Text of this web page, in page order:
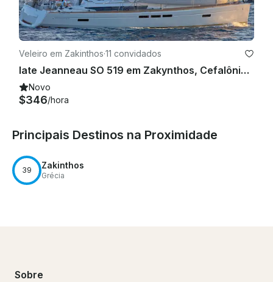
Veleiro em Zakinthos·11 convidados
Iate Jeanneau SO 519 em Zakynthos, Cefalônia e Mar Jônico
Novo
$346/hora
Principais Destinos na Proximidade
39 Zakinthos
Grécia
Sobre